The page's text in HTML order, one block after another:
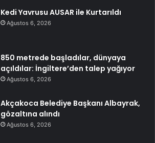
Kedi Yavrusu AUSAR ile Kurtarıldı
Ağustos 6, 2026
850 metrede başladılar, dünyaya
açıldılar: İngiltere’den talep yağıyor
Ağustos 6, 2026
Akçakoca Belediye Başkanı Albayrak,
gözaltına alındı
Ağustos 6, 2026